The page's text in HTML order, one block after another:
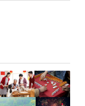
改为自主
提升到每
超过400吨
国际热核聚